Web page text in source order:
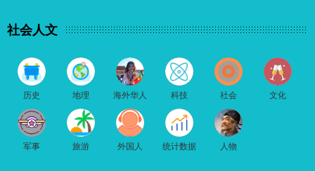
社会人文
历史 地理 海外华人 科技 社会 文化
军事 旅游 外国人 统计数据 人物